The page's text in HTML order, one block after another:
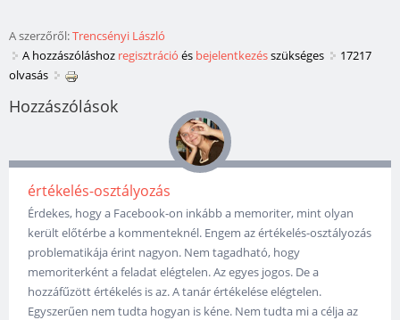
A szerzőről:Trencsényi László
A hozzászóláshoz regisztráció és bejelentkezésszükséges
17217
olvasás
Hozzászólások
értékelés-osztályozás
Érdekes, hogy a Facebook-on inkább a memoriter, mint olyan
került előtérbe a kommenteknél. Engem az értékelés-osztályozás
problematikája érint nagyon. Nem tagadható, hogy
memoriterként a feladat elégtelen. Az egyes jogos. De a
hozzáfűzött értékelés is az. A tanár értékelése elégtelen.
Egyszerűen nem tudta hogyan is kéne. Nem tudta mi a célja az